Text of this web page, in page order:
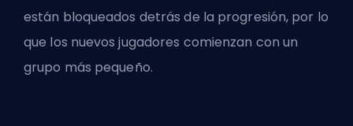
están bloqueados detrás de la progresión, por lo
que los nuevos jugadores comienzan con un
grupo más pequeño.